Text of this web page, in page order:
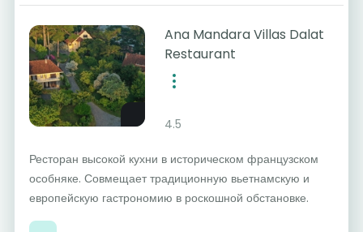
Ana Mandara Villas Dalat
Restaurant
4.5
Ресторан высокой кухни в историческом французском
особняке. Совмещает традиционную вьетнамскую и
европейскую гастрономию в роскошной обстановке.